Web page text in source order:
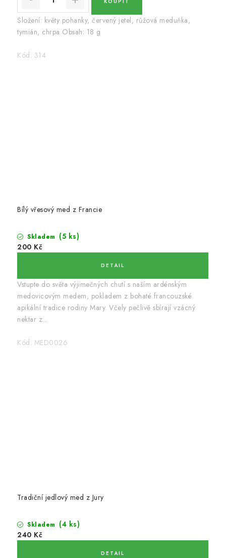
Složení: květy pohanky, červený jetel, růžová meduňka,
tymián, chrpa Obsah: 18 g
Kód: 314
Bílý vřesový med z Francie
Skladem (5 ks)
200 Kč
Vstupte do světa výjimečných chutí s naším ardénským
medovicovým medem, pokladem z bohaté francouzské
apikální tradice rodiny Mary. Včely pečlivě sbírají vzácný
nektar z...
Kód: MED0026
Tradiční jedlový med z Jury
Skladem (4 ks)
240 Kč